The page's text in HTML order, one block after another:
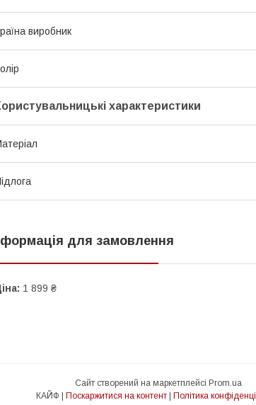
виробник
характеристики
для замовлення
1 899 ₴
Сайт створений на маркетплейсі Prom.ua
КАЙФ | Поскаржитися на контент | Політика